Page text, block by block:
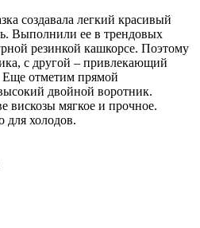
создавала легкий красивый
Выполнили ее в трендовых
резинкой кашкорсе. Поэтому
с другой – привлекающий
Еще отметим прямой
двойной воротник.
вискозы мягкое и прочное.
для холодов.